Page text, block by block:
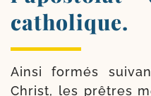
catholique.
Ainsi for­més
Christ, les prêtres